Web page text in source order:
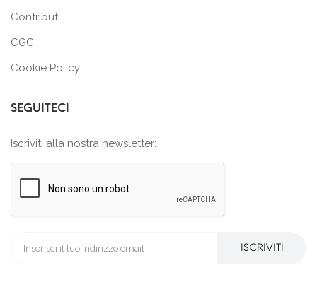
Contributi
CGC
Cookie Policy
SEGUITECI
Iscriviti alla nostra newsletter:
ISCRIVITI